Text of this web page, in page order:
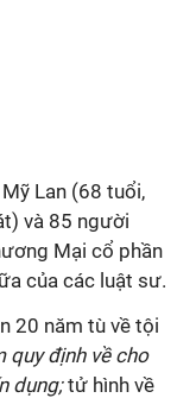
Lan (68 tuổi,
và 85 người
Mại cổ phần
của các luật sư.
20 năm tù về tội
quy định về cho
dụng;tử hình về